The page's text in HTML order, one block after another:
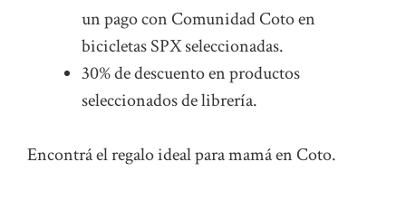
un pago con Comunidad Coto en
bicicletas SPX seleccionadas.
30% de descuento en productos
seleccionados de librería.
Encontrá el regalo ideal para mamá en Coto.